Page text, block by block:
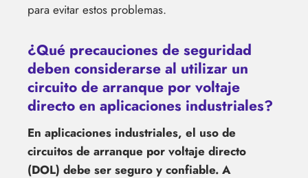
para evitar estos problemas.
¿Qué precauciones de seguridad
deben considerarse al utilizar un
circuito de arranque por voltaje
directo en aplicaciones industriales?
En aplicaciones industriales, el uso de
circuitos de arranque por voltaje directo
(DOL) debe ser seguro y confiable. A